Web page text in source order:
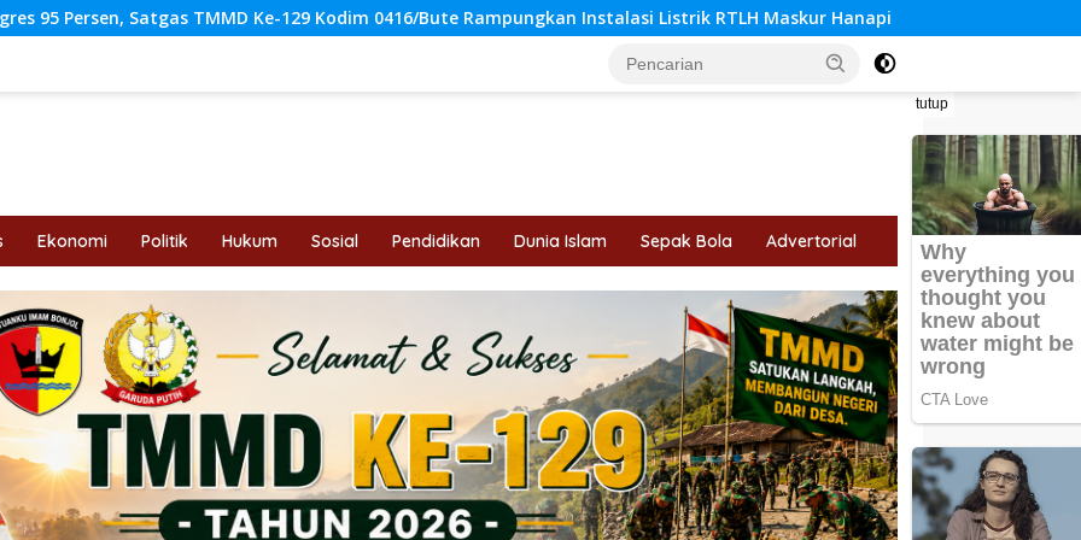
129 Kodim 0416/Bute Rampungkan Instalasi Listrik RTLH Maskur Hanapi 10 Negara dengan Populasi Muslim
tutup
Ekonomi Politik Hukum Sosial Pendidikan Dunia Islam Sepak Bola Advertorial